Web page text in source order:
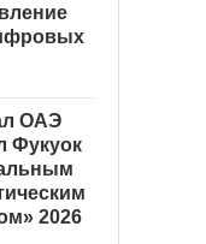
ОАЭ
Фукуок
2026